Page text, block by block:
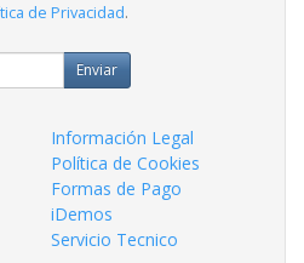
de Privacidad.
Enviar
Información Legal
Política de Cookies
Formas de Pago
iDemos
Servicio Tecnico